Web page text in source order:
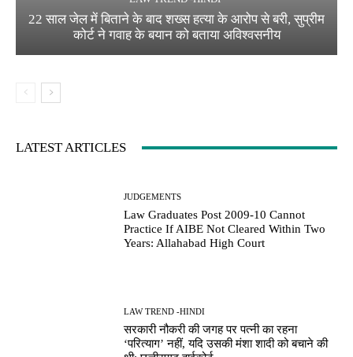
22 साल जेल में बिताने के बाद शख्स हत्या के आरोप से बरी, सुप्रीम
कोर्ट ने गवाह के बयान को बताया अविश्वसनीय
LATEST ARTICLES
JUDGEMENTS
Law Graduates Post 2009-10 Cannot
Practice If AIBE Not Cleared Within Two
Years: Allahabad High Court
LAW TREND -HINDI
सरकारी नौकरी की जगह पर पत्नी का रहना
‘परित्याग’ नहीं, यदि उसकी मंशा शादी को बचाने की